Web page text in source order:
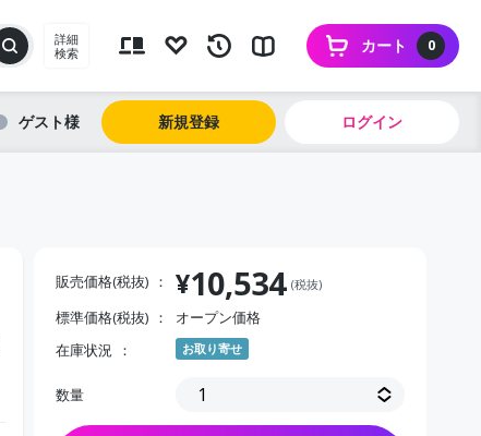
詳細
検索
0
カート
ゲスト 新規登録 ログイン
販売価格(税抜) ¥10,534 (税抜)
標準価格(税抜)
オープン価格
在庫状況
お取り寄せ
数量